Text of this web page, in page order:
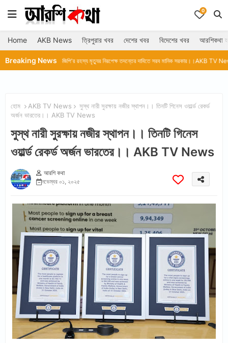
0
Home AKB News ত্রিপুরার খবর দেশের খবর বিদেশের খবর আরশিকথা
Breaking News
ডিজিপি'র রহস্য মৃত্যুর নিরপেক্ষ তদন্তের দাবিতে সরব মানিক সরকার।।AKB TV News
হোম AKB TV News
সুস্থ নারী সুরক্ষায় নজীর স্থাপন।। তিনটি গিনেস ওয়ার্ল্ড রেকর্ড
অর্জন ভারতের।। AKB TV News
সুস্থ নারী সুরক্ষায় নজীর স্থাপন।। তিনটি গিনেস
ওয়ার্ল্ড রেকর্ড অর্জন ভারতের।। AKB TV News
আরশি কথা
নভেম্বর ০১, ২০২৫